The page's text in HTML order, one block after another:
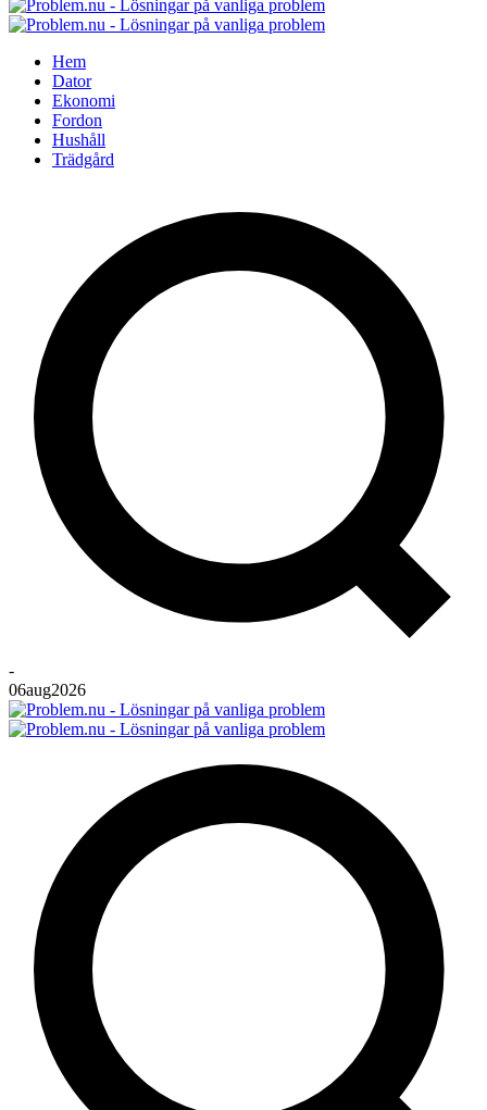
Hem
Dator
Ekonomi
Fordon
Hushåll
Trädgård
-
06aug2026